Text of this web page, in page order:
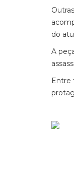
do
A
Entre